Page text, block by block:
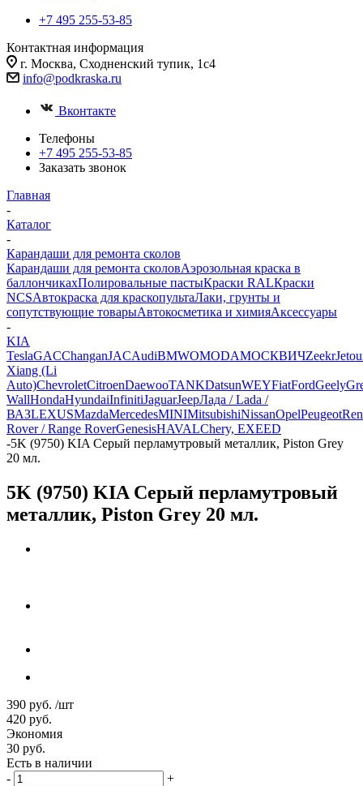
+7 495 255-53-85
Контактная информация
г. Москва, Сходненский тупик, 1с4
info@podkraska.ru
Вконтакте
Телефоны
+7 495 255-53-85
Заказать звонок
Главная
-
Каталог
-
Карандаши для ремонта сколов
Карандаши для ремонта сколовАэрозольная краска в
баллончикахПолировальные пастыКраски RALКраски
NCSАвтокраска для краскопультаЛаки, грунты и
сопутствующие товарыАвтокосметика и химияАксессуары
-
KIA
TeslaGACChanganJACAudiBMWOMODAМОСКВИЧZeekr
Xiang (Li
Auto)ChevroletCitroenDaewooTANKDatsunWEYFiatFordGeely
WallHondaHyundaiInfinitiJaguarJeepЛада / Lada /
ВАЗLEXUSMazdaMercedesMINIMitsubishiNissanOpelPeugeot
Rover / Range RoverGenesisHAVALChery, EXEED
-5K (9750) KIA Серый перламутровый металлик, Piston Grey
20 мл.
5K (9750) KIA Серый перламутровый
металлик, Piston Grey 20 мл.
390 руб. /шт
420 руб.
Экономия
30 руб.
Есть в наличии
-
+